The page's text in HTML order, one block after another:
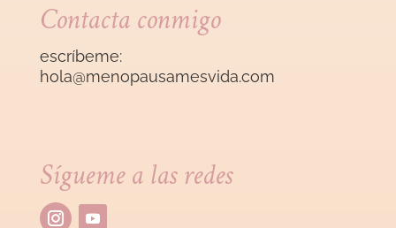
Contacta conmigo
escríbeme:
hola@menopausamesvida.com
Sígueme a las redes